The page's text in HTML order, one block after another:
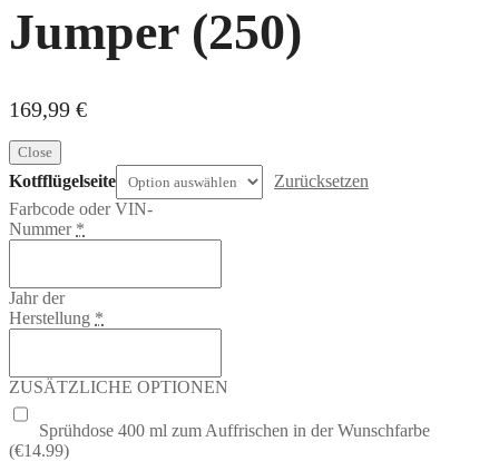
Jumper (250)
169,99 €
Close
Kotfflügelseite
Zurücksetzen
Farbcode oder VIN-
Nummer *
Jahr der
Herstellung *
ZUSÄTZLICHE OPTIONEN
Sprühdose 400 ml zum Auffrischen in der Wunschfarbe
(€14.99)